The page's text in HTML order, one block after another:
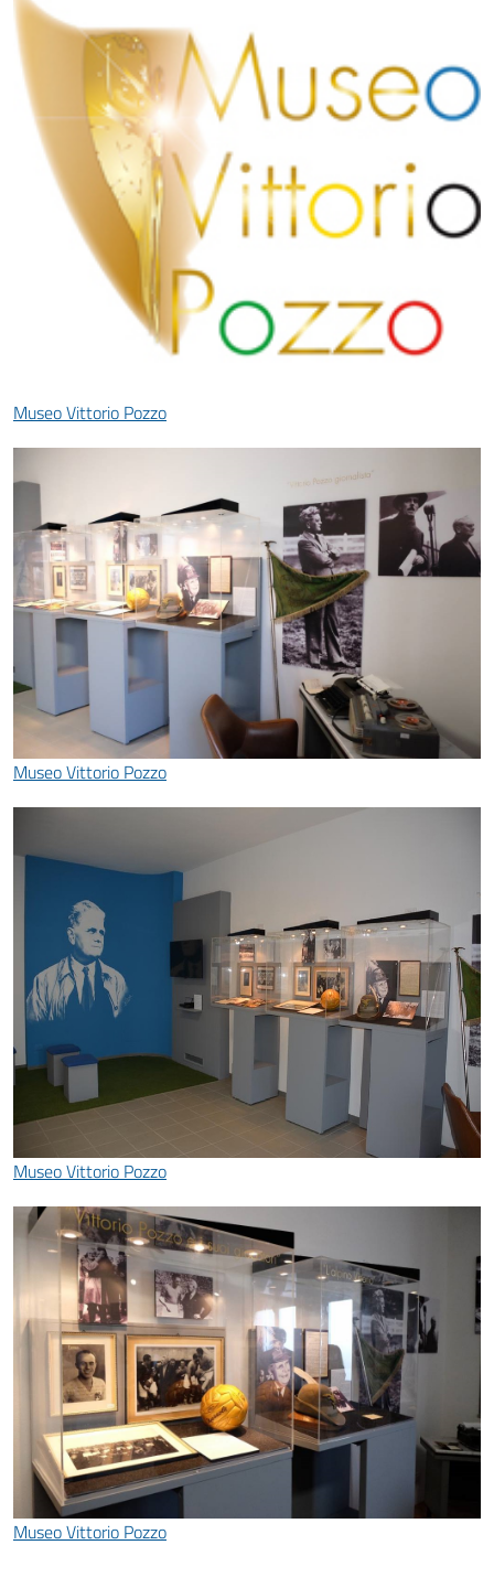
Museo Vittorio Pozzo
Museo Vittorio Pozzo
Museo Vittorio Pozzo
Museo Vittorio Pozzo